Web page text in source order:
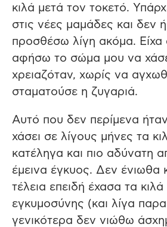
κιλά μετά τον τοκετό.
στις νέες μαμάδες και δεν
προσθέσω λίγη ακόμα. Είχα
αφήσω το σώμα μου να
χρειαζόταν, χωρίς να
σταματούσε η ζυγαριά.
Αυτό που δεν περίμενα ήταν
χάσει σε λίγους μήνες τα
κατέληγα και πιο αδύνατη
έμεινα έγκυος. Δεν ένιωθα
τέλεια επειδή έχασα τα κιλά
εγκυμοσύνης (και λίγα
γενικότερα δεν νιώθω